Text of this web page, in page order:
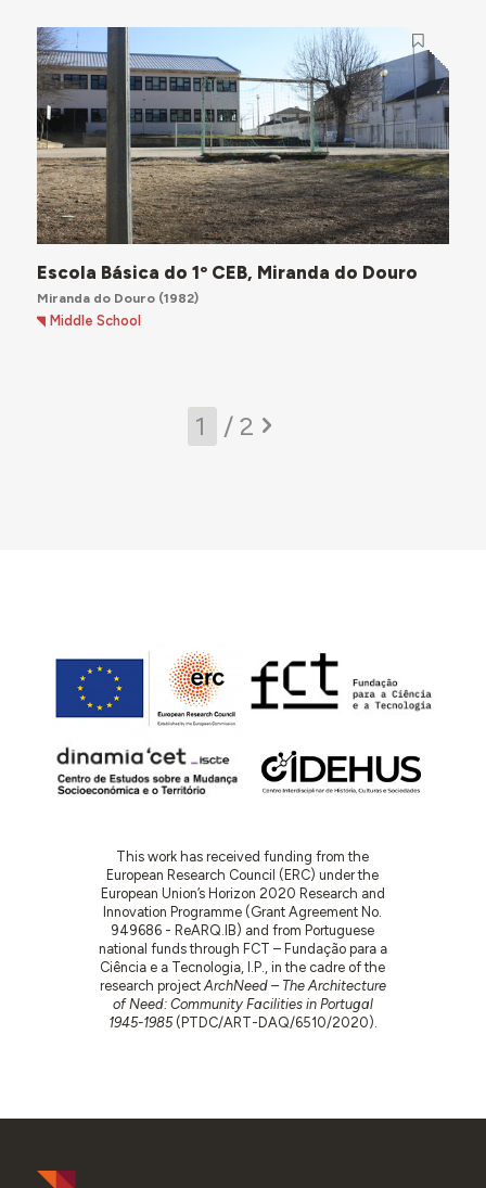
Escola Básica do 1º CEB, Miranda do Douro
Miranda do Douro(1982)
Middle School
/ 2
This work has received funding from the
European Research Council (ERC) under the
European Union’s Horizon 2020 Research and
Innovation Programme (Grant Agreement No.
949686 - ReARQ.IB) and from Portuguese
national funds through FCT – Fundação para a
Ciência e a Tecnologia, I.P., in the cadre of the
research projectArchNeed – The Architecture
of Need: Community Facilities in Portugal
1945-1985(PTDC/ART-DAQ/6510/2020).